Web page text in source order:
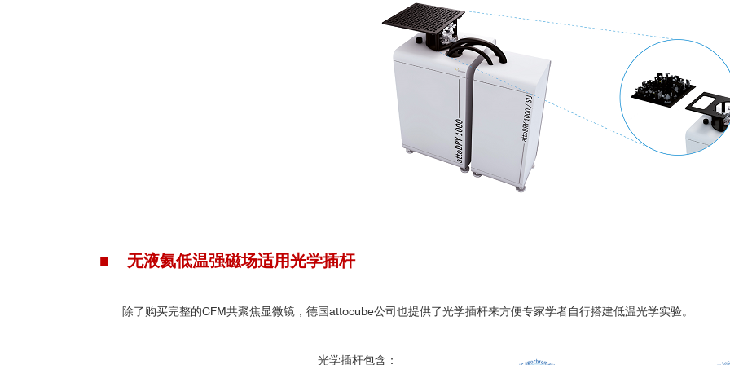
■ 无液氦低温强磁场适用光学插杆
除了购买完整的CFM共聚焦显微镜，德国attocube公司也提供了光学插杆来方便专家学者自行搭建低温光学实验。
光学插杆包含：
低温强磁场拉曼光学直接观测到二维材料单层CrI3 中的磁振子